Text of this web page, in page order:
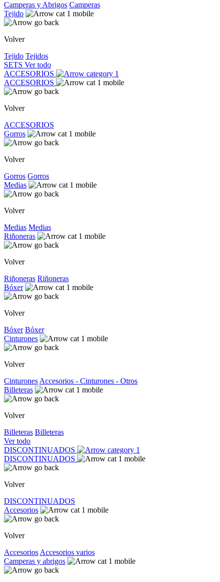
Camperas y Abrigos Camperas
Tejido
Volver
Tejido Tejidos
SETS Ver todo
ACCESORIOS
ACCESORIOS
Volver
ACCESORIOS
Gorros
Volver
Gorros Gorros
Medias
Volver
Medias Medias
Riñoneras
Volver
Riñoneras Riñoneras
Bóxer
Volver
Bóxer Bóxer
Cinturones
Volver
Cinturones Accesorios - Cinturones - Otros
Billeteras
Volver
Billeteras Billeteras
Ver todo
DISCONTINUADOS
DISCONTINUADOS
Volver
DISCONTINUADOS
Accesorios
Volver
Accesorios Accesorios varios
Camperas y abrigos